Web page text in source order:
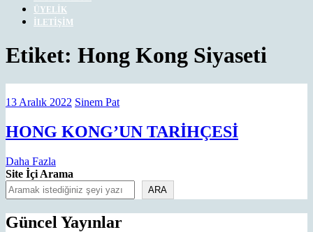
ÜYELIK
İLETIŞIM
MENU
Etiket: Hong Kong Siyaseti
13 Aralık 2022 13
2022
Sinem PatSinem
HONG KONG’UN TARİHÇESİHONG
Daha Fazla
Fazla
Site İçi Arama
ARA
Güncel Yayınlar